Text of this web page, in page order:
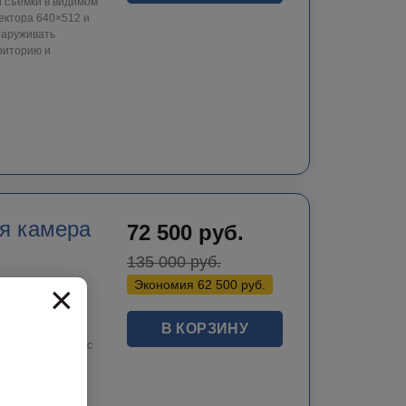
640×512 и
и
камера
в комплекте с
72 500 руб.
135 000руб.
Экономия 62 500 руб.
В КОРЗИНУ
×